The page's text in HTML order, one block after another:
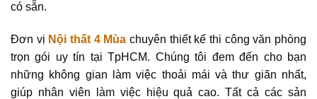
có sẵn.
Đơn vị Nội thất 4 Mùa chuyên thiết kế thi công văn phòng
trọn gói uy tín tại TpHCM. Chúng tôi đem đến cho bạn
những không gian làm việc thoải mái và thư giãn nhất,
giúp nhân viên làm việc hiệu quả cao. Tất cả các sản